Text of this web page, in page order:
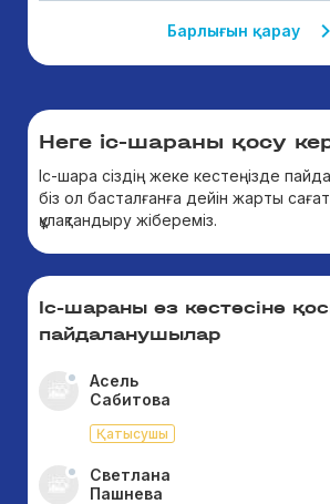
Барлығын қарау
Неге іс-шараны қосу
Іс-шара сіздің жеке кестеңізде
біз ол басталғанға дейін жарты
құлақтандыру жібереміз.
Іс-шараны өз кестесіне
пайдаланушылар
Асель
Сабитова
Қатысушы
Светлана
Пашнева